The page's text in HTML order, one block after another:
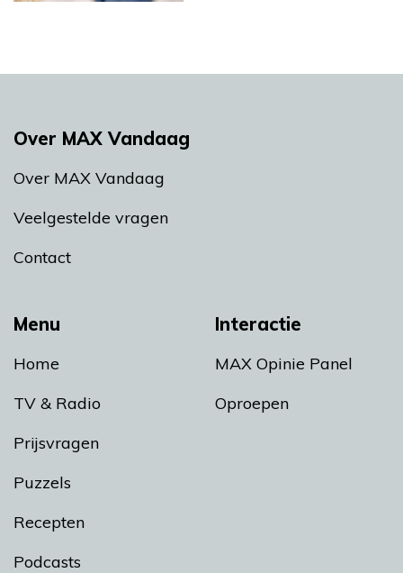
Menu
Home
TV & Radio
Prijsvragen
Puzzels
Recepten
Podcasts
Interactie
MAX Opinie Panel
Oproepen
Over MAX Vandaag
Over MAX Vandaag
Veelgestelde vragen
Contact